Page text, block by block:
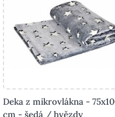
Deka z mikrovlákna -
cm - šedá / hvězdy